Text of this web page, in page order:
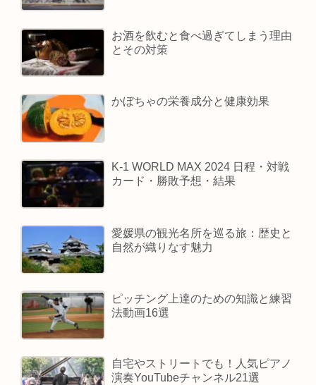
お酒を飲むと食べ過ぎてしまう理由
とその対策
かぼちゃの栄養成分と健康効果
K-1 WORLD MAX 2024 日程・対戦
カード・勝敗予想・結果
愛媛県の観光名所を巡る旅：歴史と
自然が織りなす魅力
ピッチング上達のための知識と練習
法動画16選
自宅やストリートでも！人気ピアノ
演奏YouTubeチャンネル21選